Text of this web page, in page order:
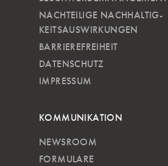
NACHTEILIGE NACH­HALTIG­
KEITSAUSWIRKUNGEN
BARRIEREFREIHEIT
DATENSCHUTZ
IMPRESSUM
KOMMUNIKATION
NEWSROOM
FORMULARE